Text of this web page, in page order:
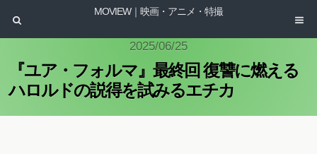
MOVIEW｜映画・アニメ・特撮
2025/06/25
『ユア・フォルマ』最終回 復讐に燃える
ハロルドの説得を試みるエチカ